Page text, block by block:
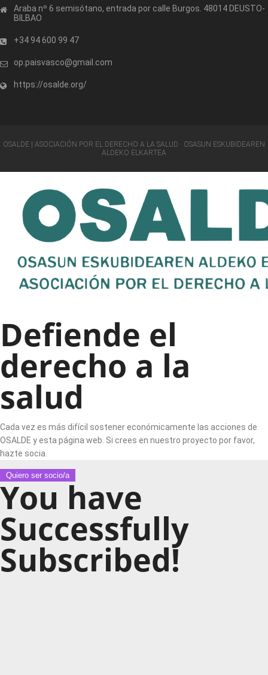
Araba nº 6 semisótano, entrada por calle Burgos. 48014 DEUSTO-
BILBAO
+34 94 600 99 47
op.paisvasco@gmail.com
https://osalde.org/
OSALDE | ASOCIACIÓN POR EL DERECHO A LA SALUD · OSASUN ESKUBIDEAREN
ALDEKO ELKARTEA
Defiende el
derecho a la
salud
Cada vez es más difícil sostener económicamente las acciones de
OSALDE y esta página web. Si crees en nuestro proyecto por favor,
hazte socia.
Quiero ser socio/a
You have
Successfully
Subscribed!